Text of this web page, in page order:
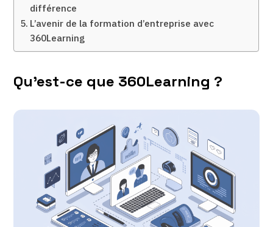
différence
L’avenir de la formation d’entreprise avec
360Learning
Qu’est-ce que 360Learning ?